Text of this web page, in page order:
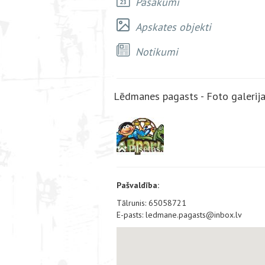
Apskates objekti
Notikumi
Lēdmanes pagasts - Foto
Pašvaldība:
Tālrunis: 65058721
E-pasts: ledmane.pagasts@inbox.lv